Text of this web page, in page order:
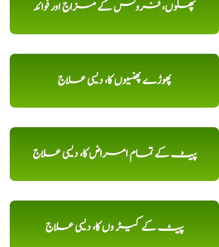
پھلوں، فروٹس کے مزاج اور فوائد
پھوڑے پھنسیوں کا، دیسی علاج
پیٹ کے تمام امراض کا، دیسی علاج
پیٹ کے کیڑ وں کا، دیسی علاج